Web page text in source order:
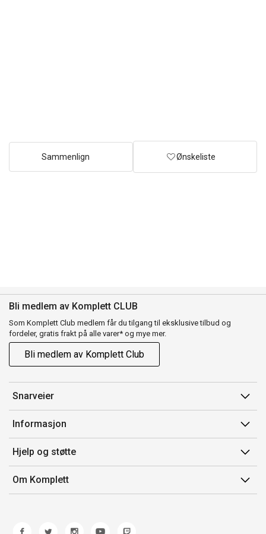
Sammenlign Ønskeliste
Bli medlem av Komplett CLUB
Som Komplett Club medlem får du tilgang til eksklusive tilbud og
fordeler, gratis frakt på alle varer* og mye mer.
Bli medlem av Komplett Club
Snarveier
Min side
Ordreoversikt
Flex
Komplett Club
Informasjon
Salgsbetingelser
Medlemsvilkår for Komplett Club
Merker/produsent
Hjelp og støtte
Kontakt oss
Kundeservice
Om Komplett